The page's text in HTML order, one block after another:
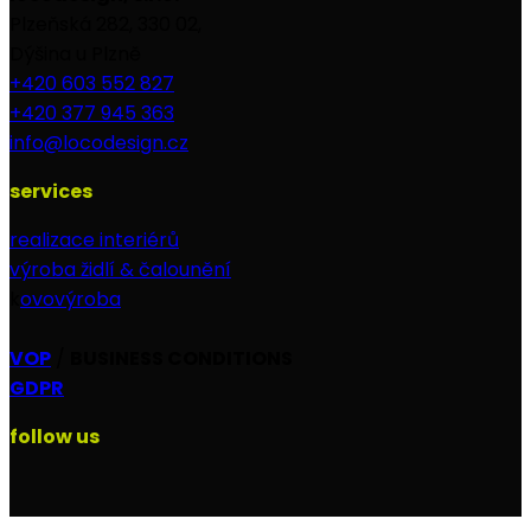
+420 603 552 827
+420 377 945 363
info@locodesign.cz
services
realizace interiérů
výroba židlí & čalounění
ovovýroba
VOP
GDPR
follow us